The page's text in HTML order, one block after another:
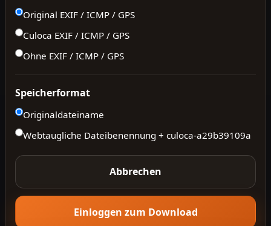
Original EXIF / ICMP / GPS
Culoca EXIF / ICMP / GPS
Ohne EXIF / ICMP / GPS
Speicherformat
Originaldateiname
Webtaugliche Dateibenennung + culoca-a29b39109a
Abbrechen
Einloggen zum Download